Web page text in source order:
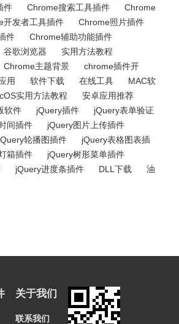
件 Chrome搜索工具插件
Chrome
开发者工具插件
Chrome照片插件
件
Chrome辅助功能插件
谷歌浏览器
实用方法教程
Chrome主题背景
chrome插件开
用 软件下载 在线工具
MAC软
实用方法教程
安卓应用推荐
软件 jQuery插件
jQuery表单验证
间插件
jQuery图片上传插件
轮播图插件
jQuery表格图表插
箱插件
jQuery树形菜单插件
jQuery进度条插件 DLL下载
油
关于我们
联系我们